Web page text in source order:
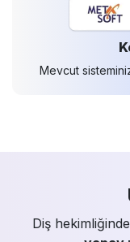
Mevcut
Diş